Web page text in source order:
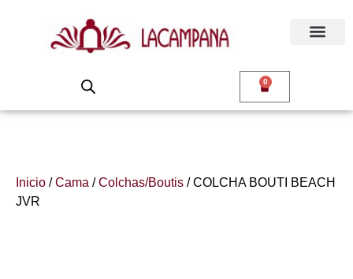
0
Inicio /Cama /Colchas/Boutis / COLCHA BOUTI BEACH
JVR